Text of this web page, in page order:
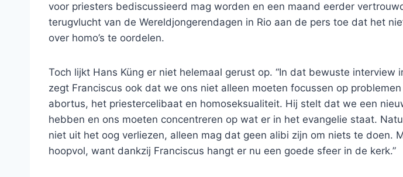
voor priesters bediscussieerd mag worden en een maand eerder
terugvlucht van de Wereldjongerendagen in Rio aan de pers toe dat het
over homo’s te oordelen.
Toch lijkt Hans Küng er niet helemaal gerust op. “In dat bewuste interview
zegt Franciscus ook dat we ons niet alleen moeten focussen op
abortus, het priestercelibaat en homoseksualiteit. Hij stelt dat we een
hebben en ons moeten concentreren op wat er in het evangelie staat.
niet uit het oog verliezen, alleen mag dat geen alibi zijn om niets te doen.
hoopvol, want dankzij Franciscus hangt er nu een goede sfeer in de kerk.”